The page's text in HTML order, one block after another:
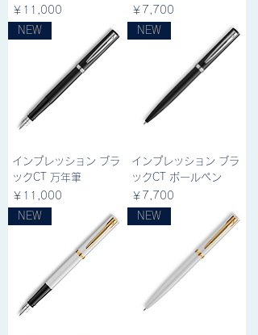
価格
￥11,000
価格
￥7,700
NEW
インプレッション ブラ
ックCT 万年筆
価格
￥11,000
NEW
インプレッション ブラ
ックCT ボールペン
価格
￥7,700
NEW
NEW